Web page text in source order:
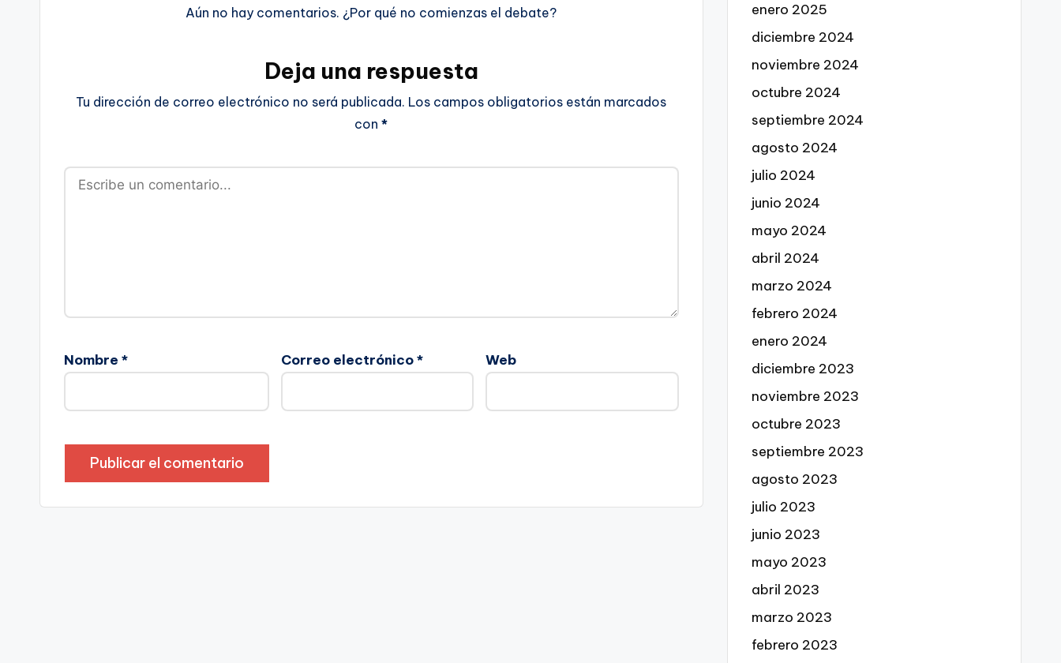
Aún no hay comentarios. ¿Por qué no comienzas el debate?
Deja una respuesta
Tu dirección de correo electrónico no será publicada. Los campos obligatorios están marcados
con*
Nombre * Correo electrónico* Web
enero 2025
diciembre 2024
noviembre 2024
octubre 2024
septiembre 2024
agosto 2024
julio 2024
junio 2024
mayo 2024
abril 2024
marzo 2024
febrero 2024
enero 2024
diciembre 2023
noviembre 2023
octubre 2023
septiembre 2023
agosto 2023
julio 2023
junio 2023
mayo 2023
abril 2023
marzo 2023
febrero 2023